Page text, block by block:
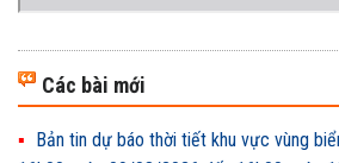
Các bài mới
Bản tin dự báo thời tiết khu vực vùng